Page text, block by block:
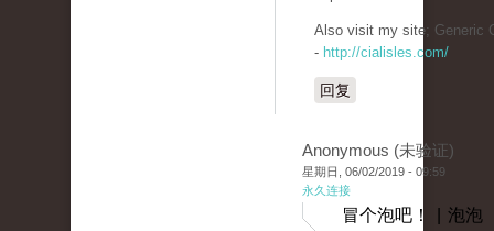
Also visit my site; Generic
- http://cialisles.com/
回复
Anonymous (未验证)
星期日, 06/02/2019 - 09:59
永久连接
冒个泡吧！ | 泡泡